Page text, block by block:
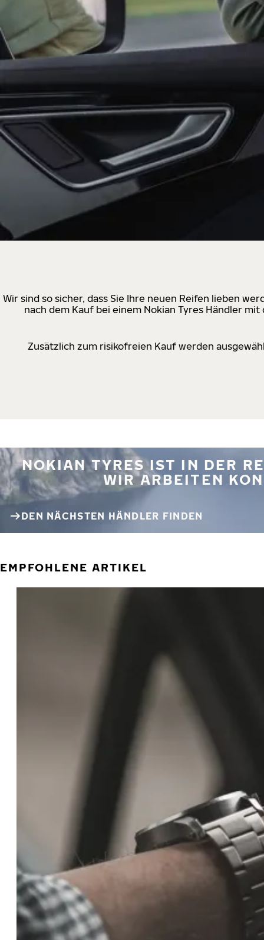
Wir sind so sicher, dass Sie Ihre neuen Reifen lieben
nach dem Kauf bei einem Nokian Tyres Händler
Zusätzlich zum risikofreien Kauf werden
NOKIAN TYRES IST IN DER
WIR ARBEITEN
DEN NÄCHSTEN HÄNDLER FINDEN
EMPFOHLENE ARTIKEL